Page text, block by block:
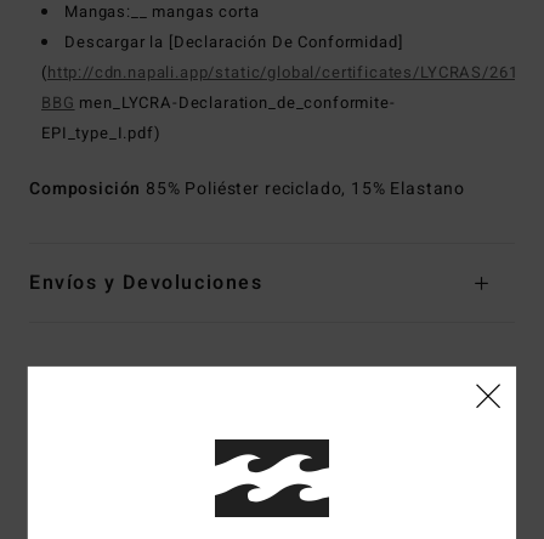
Mangas:__ mangas corta
Descargar la [Declaración De Conformidad]
(http://cdn.napali.app/static/global/certificates/LYCRAS/261-
BBG men_LYCRA-Declaration_de_conformite-
EPI_type_I.pdf)
Composición 85% Poliéster reciclado, 15% Elastano
Envíos y Devoluciones
Puntuación media